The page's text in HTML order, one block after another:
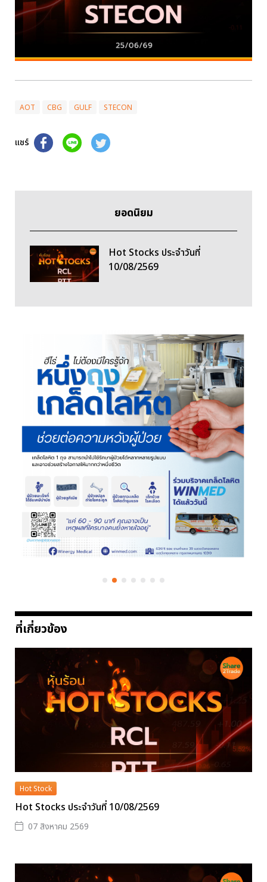
AOT CBG GULF STECON
แชร์
ยอดนิยม
Hot Stocks ประจำวันที่
10/08/2569
ที่เกี่ยวข้อง
Hot Stock
Hot Stocks ประจำวันที่ 10/08/2569
07 สิงหาคม 2569